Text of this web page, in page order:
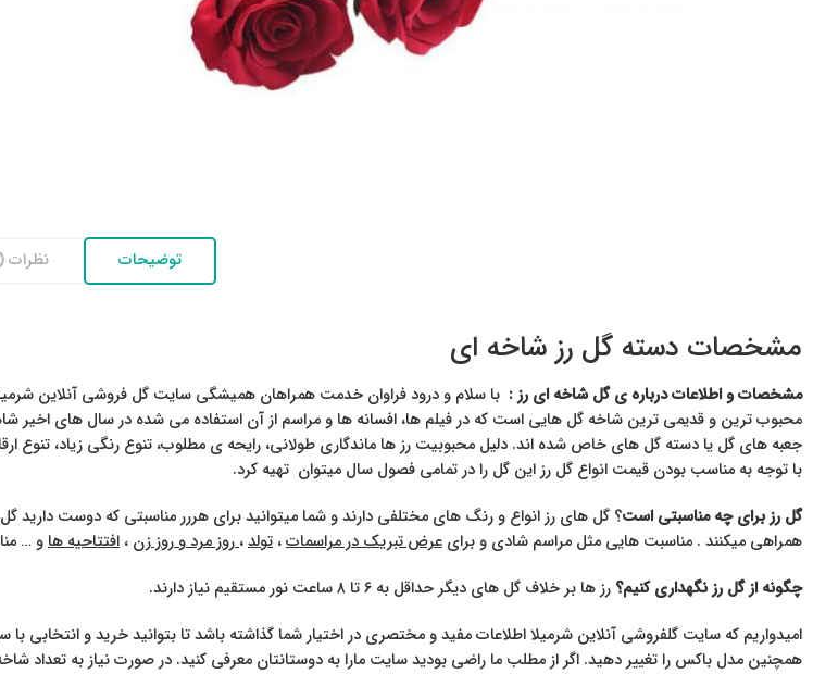
توضیحات نظرات (0)
مشخصات دسته گل رز شاخه ای
مشخصات و اطلاعات درباره ی گل شاخه ای رز : با سلام و درود فراوان خدمت همراهان همیشگی سایت گل فروشی آنلاین
محبوب ترین و قدیمی ترین شاخه گل هایی است که در فیلم ها، افسانه ها و مراسم از آن استفاده می شده در سال های اخیر
جعبه های گل یا دسته گل های خاص شده اند. دلیل محبوبیت رز ها ماندگاری طولانی، رایحه ی مطلوب، تنوع رنگی زیاد، تنوع
با توجه به مناسب بودن قیمت انواع گل رز این گل را در تمامی فصول سال میتوان تهیه کرد.
گل رز برای چه مناسبتی است؟ گل های رز انواع و رنگ های مختلفی دارند و شما میتوانید برای هررر مناسبتی که دوست
همراهی میکنند . مناسبت هایی مثل مراسم شادی و برای عرض تبریک در مراسمات، تولد،روز مرد و روز زن ، افتتاحیه هاو …
چگونه از گل رز نگهداری کنیم؟ رز ها بر خلاف گل های دیگر حداقل به ۶ تا ۸ ساعت نور مستقیم نیاز دارند.
امیدواریم که سایت گلفروشی آنلاین شرمیلا اطلاعات مفید و مختصری در اختیار شما گذاشته باشد تا بتوانید خرید و
همچنین مدل باکس را تغییر دهید. اگر از مطلب ما راضی بودید سایت مارا به دوستانتان معرفی کنید. در صورت نیاز به تعداد